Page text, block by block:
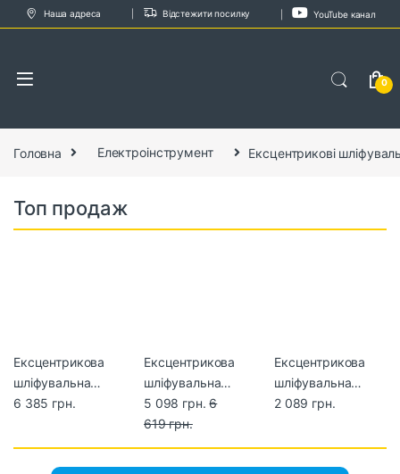
Skip to navigation
Skip to content
Наша адреса Відстежити посилку YouTube канал
0
Головна Електроінструмент Ексцентрикові
Топ продаж
Ексцентрикова
шліфувальна
машина TITAN
6 385 грн.
Ексцентрикова
шліфувальна
машина METABO
SXE 3150
(600444000)
5 098 грн.6
619 грн.
Ексцентрикова
шліфувальна
машина Vitals
30125Sv
2 089 грн.